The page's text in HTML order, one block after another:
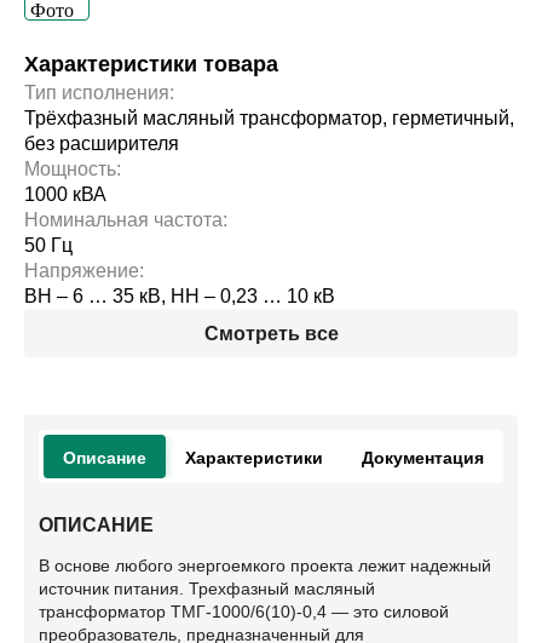
Характеристики товара
Тип исполнения:
Трёхфазный масляный трансформатор, герметичный,
без расширителя
Мощность:
1000 кВА
Номинальная частота:
50 Гц
Напряжение:
ВН – 6 … 35 кВ, НН – 0,23 … 10 кВ
Смотреть все
Описание Характеристики Документация
ОПИСАНИЕ
В основе любого энергоемкого проекта лежит надежный
источник питания. Трехфазный масляный
трансформатор ТМГ-1000/6(10)-0,4 — это силовой
преобразователь, предназначенный для